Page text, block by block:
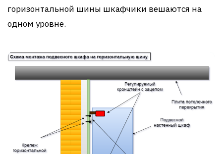
горизонтальной шины шкафчики вешаются на
одном уровне.